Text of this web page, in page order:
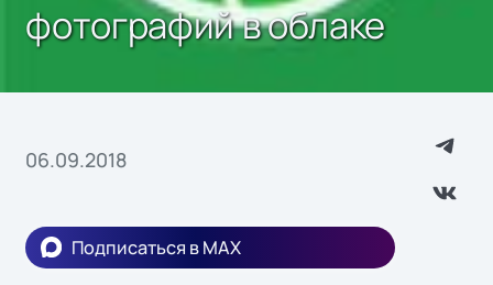
фотографий в облаке
06.09.2018
Подписаться в MAX